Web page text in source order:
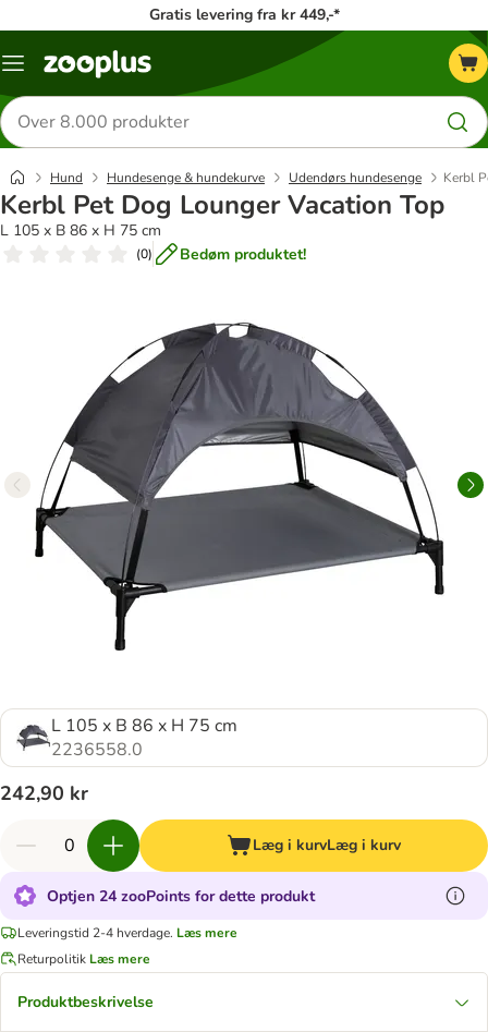
Gratis levering fra kr 449,-*
Menu
Søg
efter
produkter
Hund Hundesenge & hundekurve Udendørs hundesenge Kerbl
Kerbl Pet Dog Lounger Vacation Top
L 105 x B 86 x H 75 cm
(0) Bedøm produktet!
L 105 x B 86 x H 75 cm
2236558.0
242,90 kr
Læg i kurvLæg i kurv
Optjen 24 zooPoints for dette produkt
Leveringstid 2-4 hverdage. Læs mere
Returpolitik Læs mere
Produktbeskrivelse